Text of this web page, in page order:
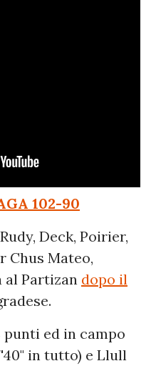
102-90
Deck, Poirier,
Chus Mateo,
al Partizan dopo il
punti ed in campo
in tutto) e Llull